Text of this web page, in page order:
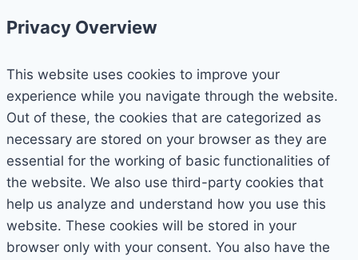
Privacy Overview
This website uses cookies to improve your
experience while you navigate through the website.
Out of these, the cookies that are categorized as
necessary are stored on your browser as they are
essential for the working of basic functionalities of
the website. We also use third-party cookies that
help us analyze and understand how you use this
website. These cookies will be stored in your
browser only with your consent. You also have the